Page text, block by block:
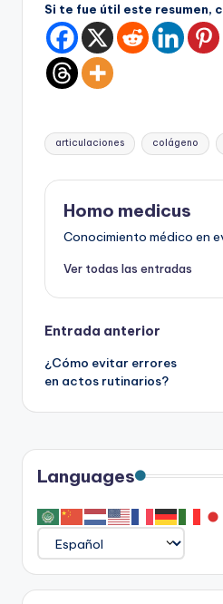
Si te fue útil este resumen,
Etiquetas:
articulaciones colágeno
Homo medicus
Conocimiento médico en
Ver todas las entradas
Navegación
de
entradas
Entrada anterior
¿Cómo evitar errores
en actos rutinarios?
Languages